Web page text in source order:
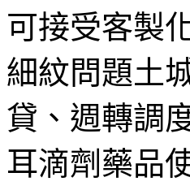
可接受客製
細紋問題土
貸、週轉調
耳滴劑藥品